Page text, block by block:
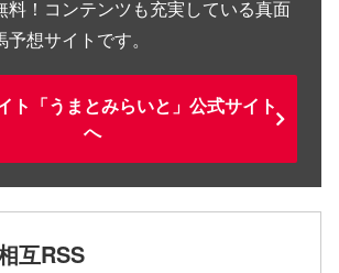
料！コンテンツも充実している真面
想サイトです。
ト「うまとみらいと」公式サイト
へ
互RSS